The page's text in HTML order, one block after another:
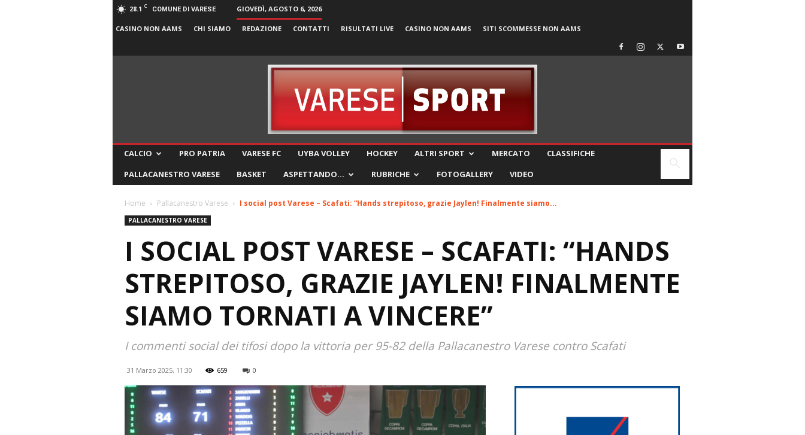
28.1 C COMUNE DI VARESE GIOVEDÌ, AGOSTO 6, 2026
CASINO NON AAMS CHI SIAMO REDAZIONE CONTATTI RISULTATI LIVE CASINO NON AAMS SITI SCOMMESSE NON AAMS
CALCIO PRO PATRIA VARESE FC UYBA VOLLEY HOCKEY ALTRI SPORT MERCATO
CLASSIFICHE
PALLACANESTRO VARESE
BASKET ASPETTANDO… RUBRICHE FOTOGALLERY VIDEO
Home Pallacanestro Varese I social post Varese – Scafati: “Hands strepitoso, grazie Jaylen! Finalmente siamo...
PALLACANESTRO VARESE
I SOCIAL POST VARESE – SCAFATI: “HANDS
STREPITOSO, GRAZIE JAYLEN! FINALMENTE
SIAMO TORNATI A VINCERE”
I commenti social dei tifosi dopo la vittoria per 95-82 della Pallacanestro Varese contro Scafati
31 Marzo 2025, 11:30 659 0